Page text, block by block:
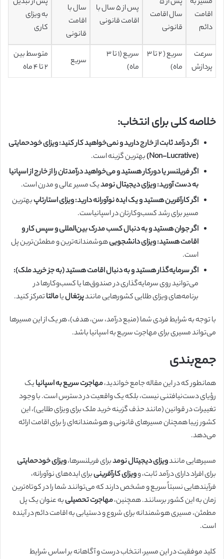
اقامت
دائم
سال اقامت
قانونی
پس از ۵ سال با
اقامت قانونی
سال با
اقامت
قانونی
به ویزای
کاری
سرعت
پردازش
سریع ( ۲ تا ۳
ماه)
سریع (۱ تا ۳
ماه)
سریع
متوسط بین
۲ تا ۴ ماه
خلاصه کلی برای انتخاب:
اگر درآمد ثابت از خارج دارید و نمی‌خواهید کار کنید:ویزای خودحمایتی
(Non-Lucrative)
بهترین گزینه است.
اگر فریلنسر یا دورکار هستید و می‌خواهید درآمدتان را از خارج از اسپانیا
به دست آورید:ویزای دیجیتال نومدیک مسیر عالی و مدرن است.
اگر کارآفرین هستید و یک ایده نوآورانه دارید:ویزای استارتاپبهترین
مسیر برای رشد کسب‌وکارتان در اسپانیاست.
اگر جوان هستید و به دنبال کسب مدرک بین‌المللی و سپس کار و
اقامت هستید:ویزای دانشجوییهوشمندانه‌ترین و مطمئن‌ترین پل
است.
اگر سرمایه‌گذار هستید و به دنبال اقامت هستید (به جز خرید ملک):
می‌توانید روی سرمایه‌گذاری در صندوق‌ها یا کسب‌وکارها در
برنامه‌های ویزای طلایی کشورهایی مانندپرتغالیامالتاتمرکز کنید.
با توجه به شرایط فردی شما (منبع درآمد، سن، هدف)، هر یک از این مسیرها
می‌تواند مسیری برای مهاجرت سریع به اسپانیا باشد.
جمع‌بندی
همانطور که در این مقاله جامع خواندید،مهاجرت سریع به اسپانیایک
رؤیای دست‌نیافتنی نیست، بلکه یک واقعیت در دسترس است. با وجود
تغییرات در قوانین (مانند حذف گزینه خرید ملک برای ویزای طلایی)، این
کشور زیبا همچنان مسیرهای قانونی و هوشمندانه‌ای را برای اقامت ارائه
می‌دهد.
مسیرهایی مانندویزای دیجیتال نومدبرای فریلنسرها،ویزای خودحمایتی
برای افراد دارای درآمد ثابت، وویزای کارآفرینیبرای ایده‌های نوآورانه،
فرآیندهایی نسبتاً سریع و مشخص دارند که می‌توانند شما را در کوتاه‌ترین
زمان به این کشور برسانند. همچنین،مهاجرت تحصیلیبه عنوان یک پل
مطمئن، مسیری هوشمندانه برای شروع و دستیابی به اقامت دائم در آینده
است.
کلید موفقیت در این مسیر، انتخاب درست و آگاهانه بر اساس شرایط